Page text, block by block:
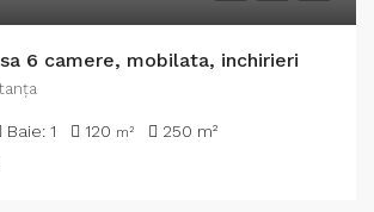
6 camere, mobilata, inchirieri
Baie: 1 120 m² 250 m²